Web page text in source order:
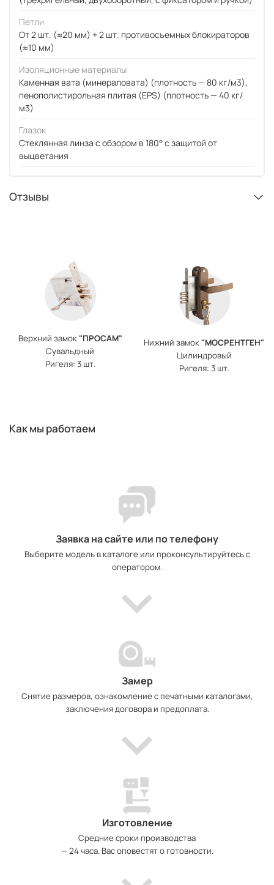
Петли
От 2 шт. (≈20 мм) + 2 шт. противосъемных блокираторов
(≈10 мм)
Изоляционные материалы
Каменная вата (минераловата) (плотность — 80 кг/м3),
пенополистирольная плитая (EPS) (плотность — 40 кг/
м3)
Глазок
Стеклянная линза с обзором в 180° с защитой от
выцветания
Отзывы
Верхний замок"ПРОСАМ"
Сувальдный
Ригеля: 3 шт.
Нижний замок"МОСРЕНТГЕН"
Цилиндровый
Ригеля: 3 шт.
Как мы работаем
Заявка на сайте или по телефону
Выберите модель в каталоге или проконсультируйтесь с
оператором.
Замер
Снятие размеров, ознакомление с печатными каталогами,
заключения договора и предоплата.
Изготовление
Средние сроки производства
— 24 часа. Вас оповестят о готовности.